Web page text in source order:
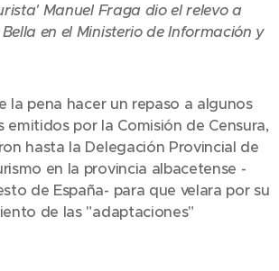
Manuel Fraga dio el relevo a
en el Ministerio de Información y
la pena hacer un repaso a algunos
emitidos por la Comisión de Censura,
hasta la Delegación Provincial de
en la provincia albacetense -
de España- para que velara por su
de las "adaptaciones"